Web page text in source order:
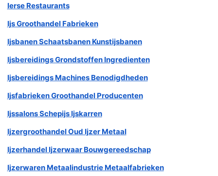
Ierse Restaurants
Ijs Groothandel Fabrieken
Ijsbanen Schaatsbanen Kunstijsbanen
Ijsbereidings Grondstoffen Ingredienten
Ijsbereidings Machines Benodigdheden
Ijsfabrieken Groothandel Producenten
Ijssalons Schepijs Ijskarren
Ijzergroothandel Oud Ijzer Metaal
Ijzerhandel Ijzerwaar Bouwgereedschap
Ijzerwaren Metaalindustrie Metaalfabrieken